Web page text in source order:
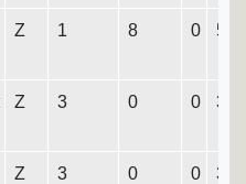
Z 1 8 0 5
Z 3 0 0 3
Z 3 0 0 3